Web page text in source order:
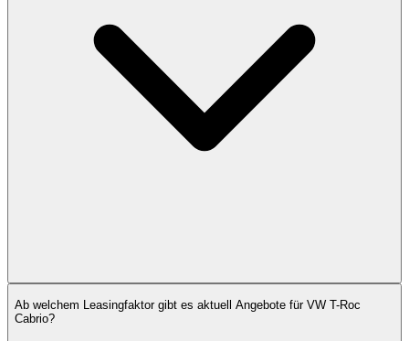
Ab welchem Leasingfaktor gibt es aktuell Angebote für VW T-Roc
Cabrio?